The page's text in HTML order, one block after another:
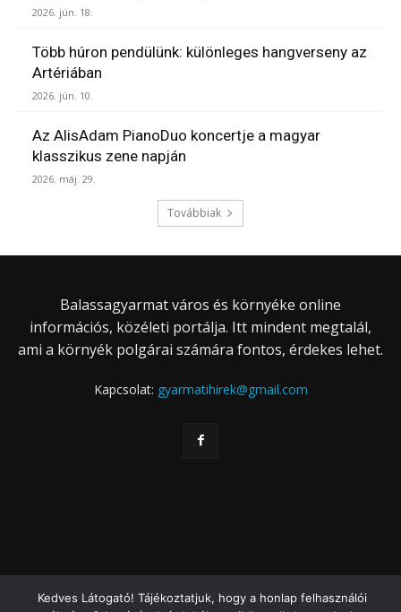
2026. jún. 18.
Több húron pendülünk: különleges hangverseny az
Artériában
2026. jún. 10.
Az AlisAdam PianoDuo koncertje a magyar
klasszikus zene napján
2026. máj. 29.
Továbbiak
Balassagyarmat város és környéke online
információs, közéleti portálja. Itt mindent megtalál,
ami a környék polgárai számára fontos, érdekes lehet.
Kapcsolat: gyarmatihirek@gmail.com
Kedves Látogató! Tájékoztatjuk, hogy a honlap felhasználói